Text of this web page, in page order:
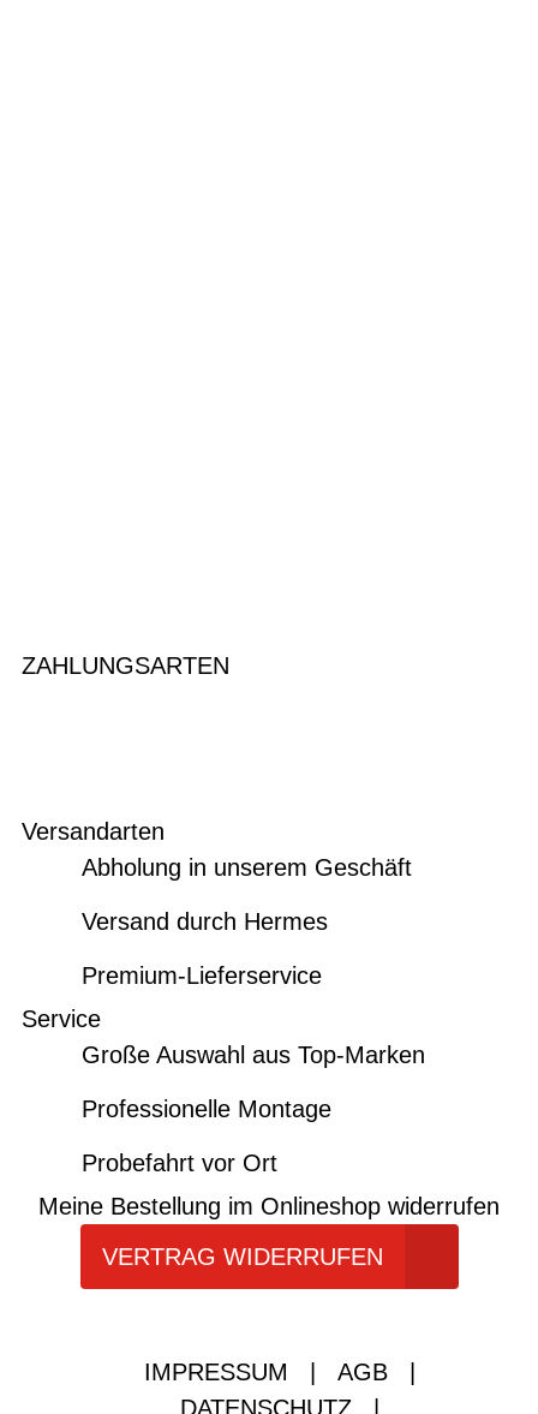
ZAHLUNGSARTEN
Versandarten
Abholung in unserem Geschäft
Versand durch Hermes
Premium-Lieferservice
Service
Große Auswahl aus Top-Marken
Professionelle Montage
Probefahrt vor Ort
Meine Bestellung im Onlineshop widerrufen
VERTRAG WIDERRUFEN
IMPRESSUM AGB
DATENSCHUTZ